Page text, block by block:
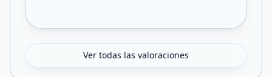
Ver todas las valoraciones